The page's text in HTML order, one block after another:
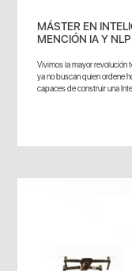
MÁSTER EN
MENCIÓN IA Y NLP
Vivimos la mayor revolución
ya no buscan quien ordene
capaces de construir una